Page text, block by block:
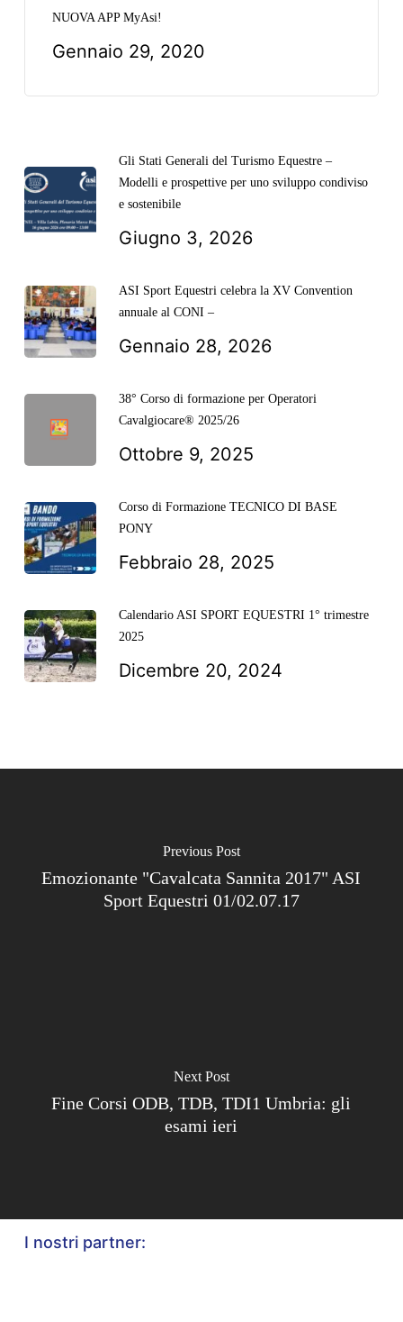
NUOVA APP MyAsi!
Gennaio 29, 2020
Gli Stati Generali del Turismo Equestre –
Modelli e prospettive per uno sviluppo condiviso
e sostenibile
Giugno 3, 2026
ASI Sport Equestri celebra la XV Convention
annuale al CONI –
Gennaio 28, 2026
38° Corso di formazione per Operatori
Cavalgiocare® 2025/26
Ottobre 9, 2025
Corso di Formazione TECNICO DI BASE
PONY
Febbraio 28, 2025
Calendario ASI SPORT EQUESTRI 1° trimestre
2025
Dicembre 20, 2024
Previous Post
Emozionante "Cavalcata Sannita 2017" ASI
Sport Equestri 01/02.07.17
Next Post
Fine Corsi ODB, TDB, TDI1 Umbria: gli
esami ieri
I nostri partner: